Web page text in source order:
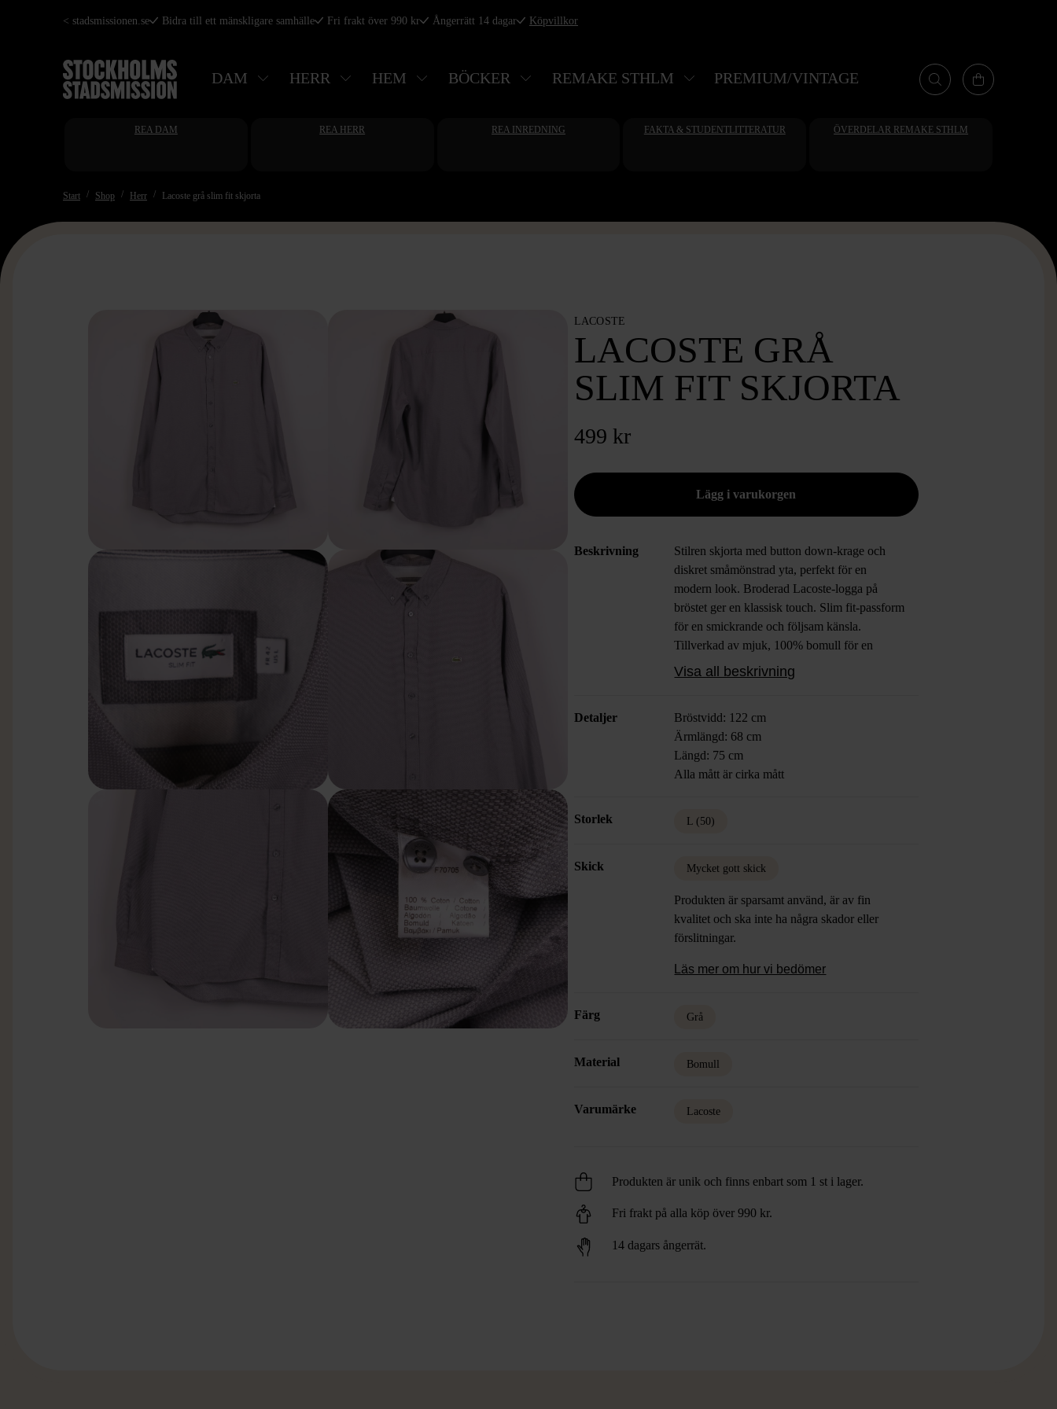
Hoppa
huvudinnehåll
< stadsmissionen.se Bidra till ett mänskligare samhälle Fri frakt över 990 kr Ångerrätt 14 dagar Köpvillkor
DAM HERR HEM BÖCKER REMAKE STHLM PREMIUM/VINTAGE
REA DAM REA HERR REA INREDNING FAKTA & STUDENTLITTERATUR ÖVERDELAR REMAKE STHLM
Start Shop Herr Lacoste grå slim fit skjorta
LACOSTE
LACOSTE GRÅ
SLIM FIT SKJORTA
499 kr
Beskrivning
Stilren skjorta med button down-krage och
diskret småmönstrad yta, perfekt för en
modern look. Broderad Lacoste-logga på
bröstet ger en klassisk touch. Slim fit-passform
för en smickrande och följsam känsla.
Tillverkad av mjuk, 100% bomull för en
bekväm vardagsstil.
Visa all beskrivning
Detaljer
Bröstvidd: 122 cm
Ärmlängd: 68 cm
Längd: 75 cm
Alla mått är cirka mått
Storlek L (50)
Skick Mycket gott skick
Produkten är sparsamt använd, är av fin
kvalitet och ska inte ha några skador eller
förslitningar.
Läs mer om hur vi bedömer
Färg Grå
Material Bomull
Varumärke Lacoste
Produkten är unik och finns enbart som 1 st i lager.
Fri frakt på alla köp över 990 kr.
14 dagars ångerrät.